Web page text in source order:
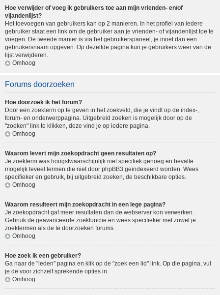
Hoe verwijder of voeg ik gebruikers toe aan mijn vrienden- en/of
vijandenlijst?
Het toevoegen van gebruikers kan op 2 manieren. In het profiel van iedere
gebruiker staat een link om de gebruiker aan je vrienden- of vijandenlijst toe te
voegen. De tweede manier is via het gebruikerspaneel, je moet dan een
gebruikersnaam opgeven. Op dezelfde pagina kun je gebruikers weer van de
lijst verwijderen.
Omhoog
Forums doorzoeken
Hoe doorzoek ik het forum?
Door een zoekterm op te geven in het zoekveld, die je vindt op de index-,
forum- en onderwerppagina. Uitgebreid zoeken is mogelijk door op de
"zoeken" link te klikken, deze vind je op iedere pagina.
Omhoog
Waarom levert mijn zoekopdracht geen resultaten op?
Je zoekterm was hoogstwaarschijnlijk niet specifiek genoeg en bevatte
mogelijk teveel termen die niet door phpBB3 geïndexeerd worden. Wees
specifieker en gebruik, bij uitgebreid zoeken, de beschikbare opties.
Omhoog
Waarom resulteert mijn zoekopdracht in een lege pagina?
Je zoekopdracht gaf meer resultaten dan de webserver kon verwerken.
Gebruik de geavanceerde zoekfunctie en wees specifieker met zowel je
zoektermen als de te doorzoeken forums.
Omhoog
Hoe zoek ik een gebruiker?
Ga naar de "leden" pagina en klik op de "zoek een lid" link. Op die pagina, vul
je de voor zichzelf sprekende opties in.
Omhoog